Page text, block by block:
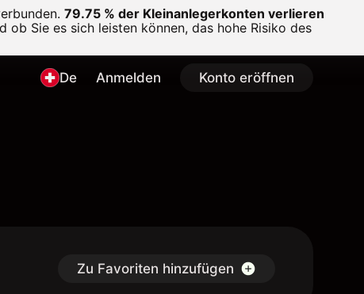
79.75 % der Kleinanlegerkonten verlieren
ob Sie es sich leisten können, das hohe Risiko des
De Anmelden Konto eröffnen
Zu Favoriten hinzufügen